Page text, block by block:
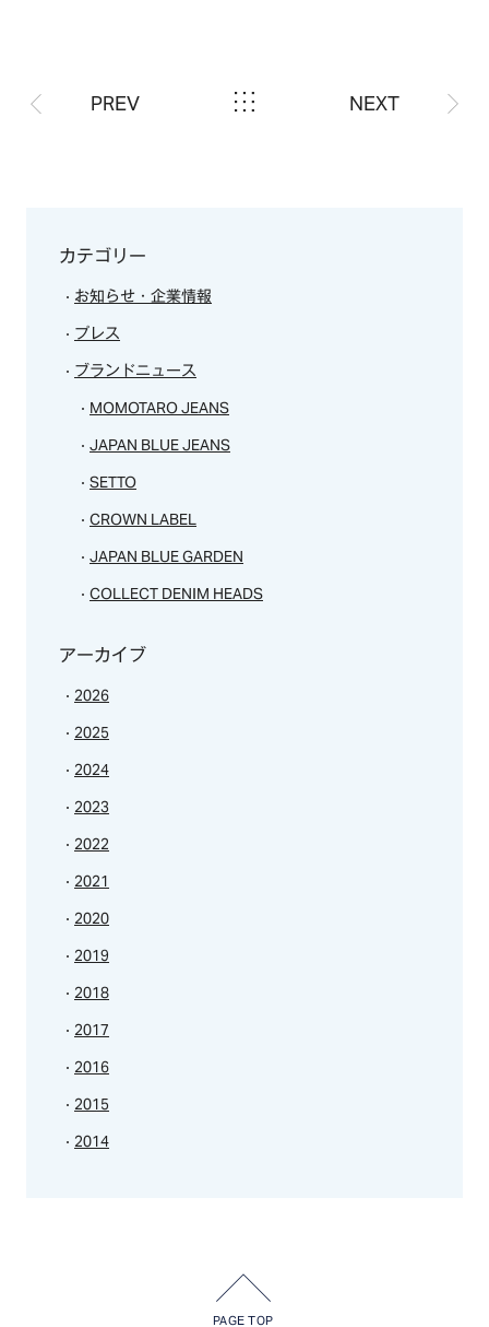
PREV NEXT
カテゴリー
お知らせ・企業情報
プレス
ブランドニュース
MOMOTARO JEANS
JAPAN BLUE JEANS
SETTO
CROWN LABEL
JAPAN BLUE GARDEN
COLLECT DENIM HEADS
アーカイブ
2026
2025
2024
2023
2022
2021
2020
2019
2018
2017
2016
2015
2014
PAGE TOP